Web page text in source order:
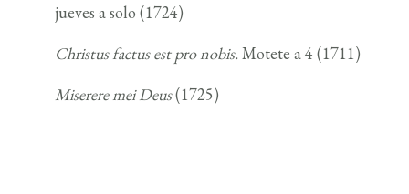
jueves a solo (1724)
Christus factus est pro nobis. Motete a 4 (1711)
Miserere mei Deus(1725)